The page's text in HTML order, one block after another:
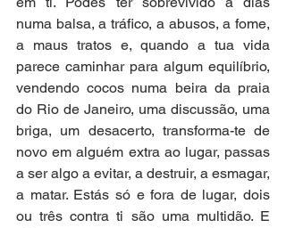
numa balsa, a tráfico, a abusos, a fome,
a maus tratos e, quando a tua vida
parece caminhar para algum equilíbrio,
vendendo cocos numa beira da praia
do Rio de Janeiro, uma discussão, uma
briga, um desacerto, transforma-te de
novo em alguém extra ao lugar, passas
a ser algo a evitar, a destruir, a esmagar,
a matar. Estás só e fora de lugar, dois
ou três contra ti são uma multidão. E